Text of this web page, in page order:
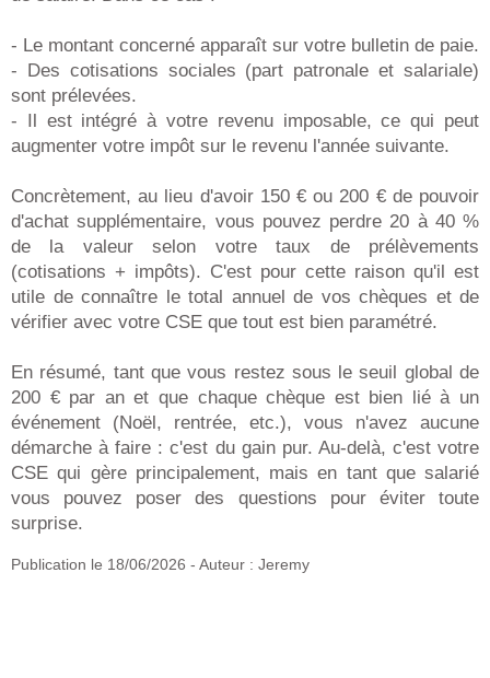
- Le montant concerné apparaît sur votre bulletin de paie.
- Des cotisations sociales (part patronale et salariale)
sont prélevées.
- Il est intégré à votre revenu imposable, ce qui peut
augmenter votre impôt sur le revenu l'année suivante.
Concrètement, au lieu d'avoir 150 € ou 200 € de pouvoir
d'achat supplémentaire, vous pouvez perdre 20 à 40 %
de la valeur selon votre taux de prélèvements
(cotisations + impôts). C'est pour cette raison qu'il est
utile de connaître le total annuel de vos chèques et de
vérifier avec votre CSE que tout est bien paramétré.
En résumé, tant que vous restez sous le seuil global de
200 € par an et que chaque chèque est bien lié à un
événement (Noël, rentrée, etc.), vous n'avez aucune
démarche à faire : c'est du gain pur. Au-delà, c'est votre
CSE qui gère principalement, mais en tant que salarié
vous pouvez poser des questions pour éviter toute
surprise.
Publication le 18/06/2026 - Auteur : Jeremy